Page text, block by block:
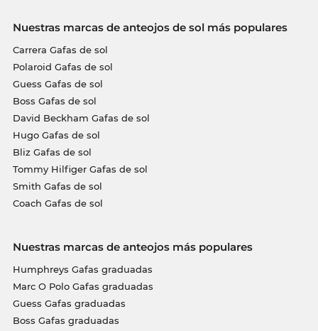
Nuestras marcas de anteojos de sol más populares
Carrera Gafas de sol
Polaroid Gafas de sol
Guess Gafas de sol
Boss Gafas de sol
David Beckham Gafas de sol
Hugo Gafas de sol
Bliz Gafas de sol
Tommy Hilfiger Gafas de sol
Smith Gafas de sol
Coach Gafas de sol
Nuestras marcas de anteojos más populares
Humphreys Gafas graduadas
Marc O Polo Gafas graduadas
Guess Gafas graduadas
Boss Gafas graduadas